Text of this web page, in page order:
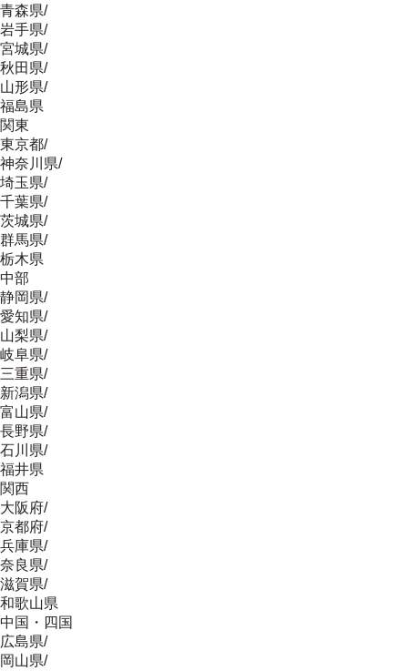
青森県/
岩手県/
宮城県/
秋田県/
山形県/
福島県
関東
東京都/
神奈川県/
埼玉県/
千葉県/
茨城県/
群馬県/
栃木県
中部
静岡県/
愛知県/
山梨県/
岐阜県/
三重県/
新潟県/
富山県/
長野県/
石川県/
福井県
関西
大阪府/
京都府/
兵庫県/
奈良県/
滋賀県/
和歌山県
中国・四国
広島県/
岡山県/